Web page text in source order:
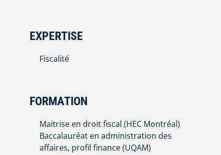
EXPERTISE
Fiscalité
FORMATION
Maitrise en droit fiscal (HEC Montréal)
Baccalauréat en administration des
affaires, profil finance (UQAM)